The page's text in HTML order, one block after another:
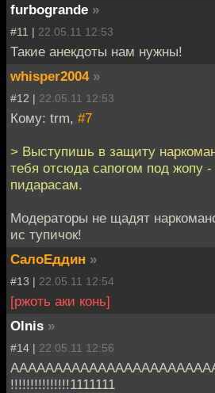
furbogrande »
#11 | 22.05.11 12:53
Такие анекдоты нам нужны!
whisper2004 »
#12 | 22.05.11 12:53
Кому: trm, #7
> Выступишь в защиту
тебя отсюда сапогом под жопу
пидарасам.
Модераторы не щадят
ис тупичок!
СалоЕддин »
#13 | 22.05.11 12:54
[ржоть аки конь]
Olnis »
#14 | 22.05.11 12:56
!!!!!!!!!!!!!!!1111111